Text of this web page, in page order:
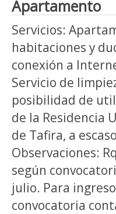
Apartamento
Servicios:
habitaciones y
conexión a
Servicio de
posibilidad de
de la Residencia
de Tafira, a
Observaciones:
según
julio. Para
convocatoria